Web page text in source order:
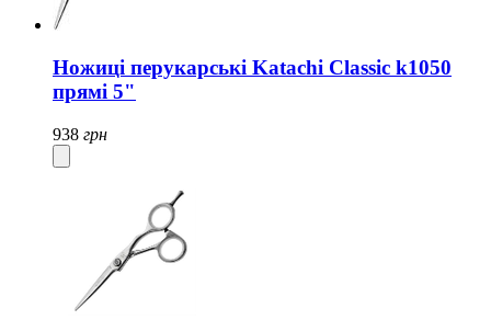
Ножиці перукарські Katachi Classic k1050
прямі 5"
938 грн